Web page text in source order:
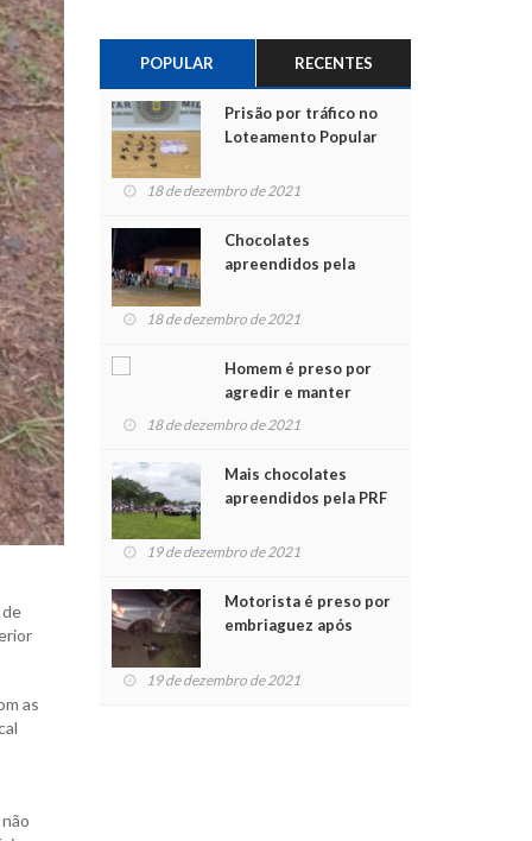
as
POPULAR RECENTES
Prisão por tráfico no
Loteamento Popular
18 de dezembro de 2021
Chocolates
apreendidos pela
para crianças na
18 de dezembro de 2021
Homem é preso por
agredir e manter
mulher em cárcere
18 de dezembro de 2021
Mais chocolates
apreendidos pela PRF
crianças no Natal
19 de dezembro de 2021
Motorista é preso por
embriaguez após
feridos
19 de dezembro de 2021